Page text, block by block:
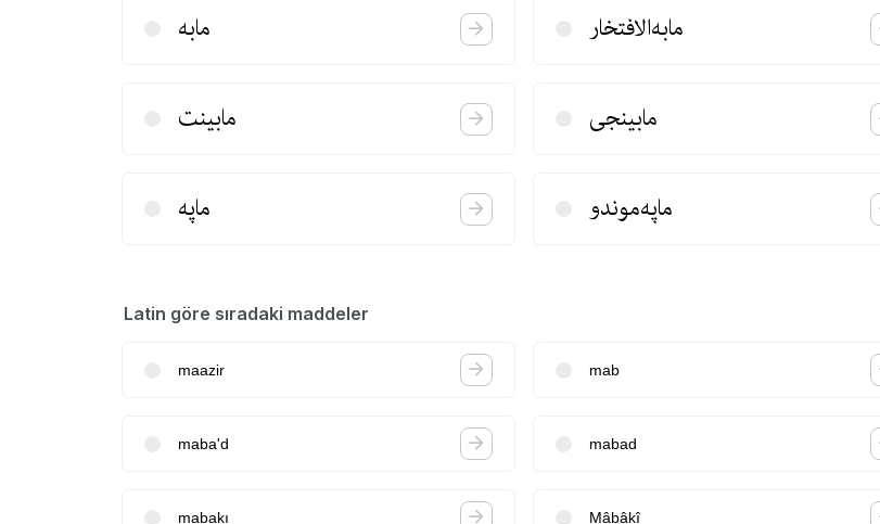
مابه مابه‌الافتخار
مابینت مابینجی
ماپه ماپه‌موندو
Latin göre sıradaki maddeler
maazir mab
maba'd mabad
mabakı Mâbâkî